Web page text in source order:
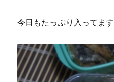
今日もたっぷり入ってます